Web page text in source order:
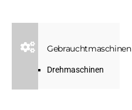
Gebrauchtmaschinen
Drehmaschinen